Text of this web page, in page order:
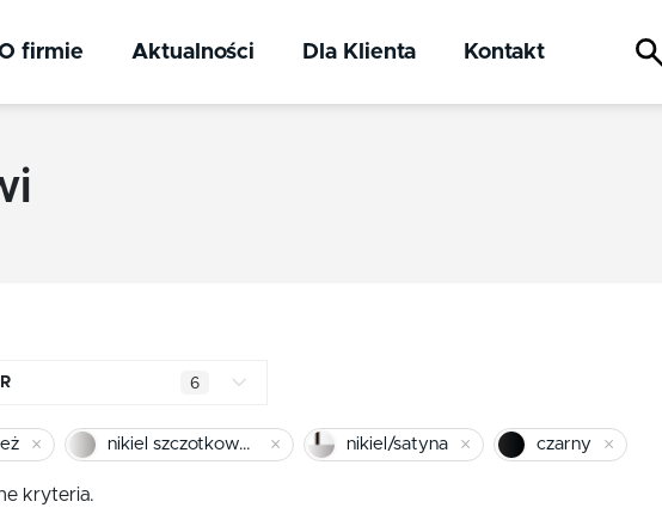
firmie Aktualności Dla Klienta Kontakt
6
mosiądz błyszczący
chrom
nikiel szczotkowany nikiel/satyna czarny
kryteria.